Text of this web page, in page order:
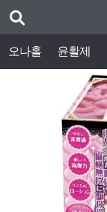
오나홀 윤활제